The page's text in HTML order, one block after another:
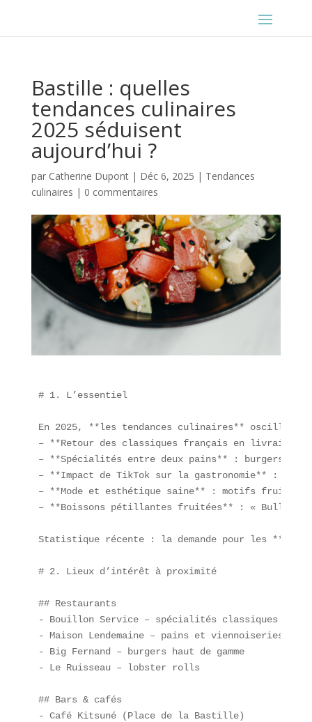
Bastille : quelles
tendances culinaires
2025 séduisent
aujourd’hui ?
par Catherine Dupont| Déc 6, 2025 | Tendances
culinaires | 0 commentaires
# 1. L’essentiel
En 2025, **les tendances culinaires**
– **Retour des classiques français en
– **Spécialités entre deux pains** : burgers
– **Impact de TikTok sur la gastronomie** : le
– **Mode et esthétique saine** : motifs fruits et
– **Boissons pétillantes fruitées** : « Bulles
Statistique récente : la demande pour les
# 2. Lieux d’intérêt à proximité
## Restaurants
- Bouillon Service – spécialités classiques
- Maison Lendemaine – pains et viennoiseries
- Big Fernand – burgers haut de gamme
- Le Ruisseau – lobster rolls
## Bars & cafés
- Café Kitsuné (Place de la Bastille)